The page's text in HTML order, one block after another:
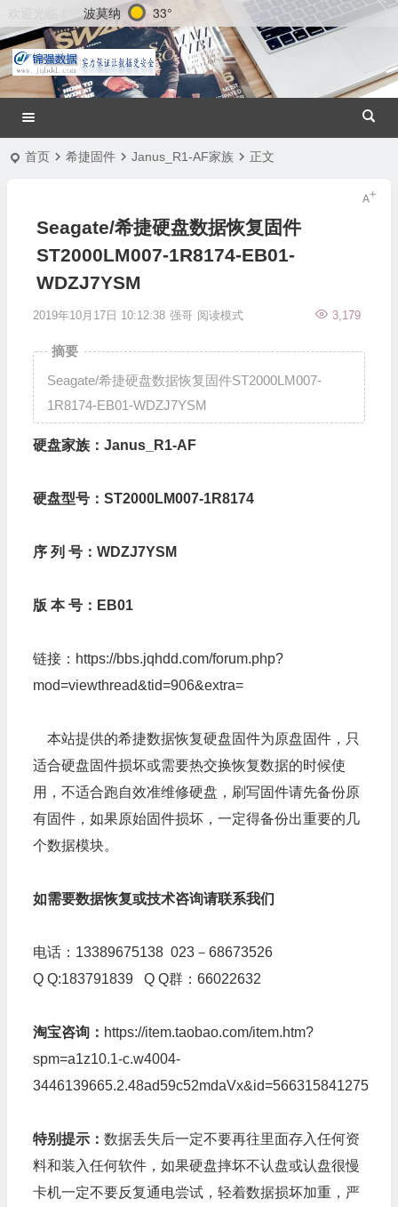
波莫纳 33°
首页 希捷固件 Janus_R1-AF家族 正文
Seagate/希捷硬盘数据恢复固件
ST2000LM007-1R8174-EB01-
WDZJ7YSM
2019年10月17日 10:12:38 强哥 3,179
阅读模式
摘要
Seagate/希捷硬盘数据恢复固件ST2000LM007-
1R8174-EB01-WDZJ7YSM
硬盘家族：Janus_R1-AF
硬盘型号：ST2000LM007-1R8174
序 列 号：WDZJ7YSM
版 本 号：EB01
链接： https://bbs.jqhdd.com/forum.php?
mod=viewthread&tid=906&extra=
本站提供的希捷数据恢复硬盘固件为原盘固件，只
适合硬盘固件损坏或需要热交换恢复数据的时候使
用，不适合跑自效准维修硬盘，刷写固件请先备份原
有固件，如果原始固件损坏，一定得备份出重要的几
个数据模块。
如需要数据恢复或技术咨询请联系我们
电话：13389675138 023－68673526
Q Q:183791839 Q Q群：66022632
淘宝咨询： https://item.taobao.com/item.htm?
spm=a1z10.1-c.w4004-
3446139665.2.48ad59c52mdaVx&id=566315841275
特别提示： 数据丢失后一定不要再往里面存入任何资
料和装入任何软件，如果硬盘摔坏不认盘或认盘很慢
卡机一定不要反复通电尝试，轻着数据损坏加重，严